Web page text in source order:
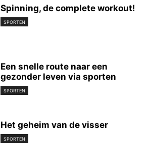
Spinning, de complete workout!
SPORTEN
Een snelle route naar een
gezonder leven via sporten
SPORTEN
Het geheim van de visser
SPORTEN